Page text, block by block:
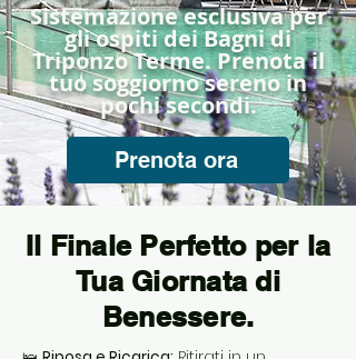
Sistemazione esclusiva per
gli ospiti dei Bagni di
Triponzo Terme. Prenota il
tuo soggiorno sereno in
pochi secondi.
Prenota ora
Il Finale Perfetto per la
Tua Giornata di
Benessere.